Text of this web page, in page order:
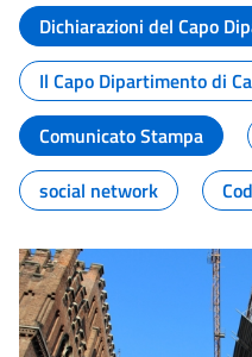
Dichiarazioni del Capo
Il Capo Dipartimento di
Comunicato Stampa
social network